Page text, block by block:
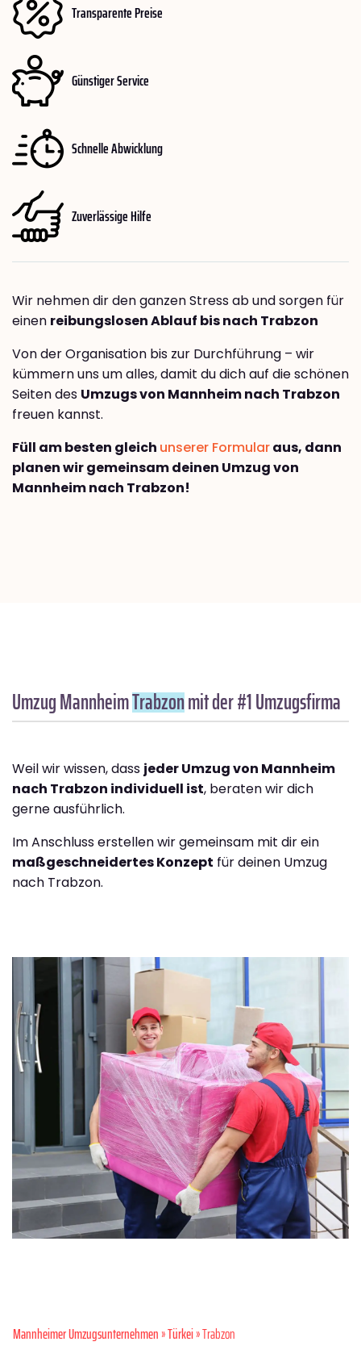
Transparente Preise
Günstiger Service
Schnelle Abwicklung
Zuverlässige Hilfe
Wir nehmen dir den ganzen Stress ab und sorgen für
einen reibungslosen Ablauf bis nach Trabzon
Von der Organisation bis zur Durchführung – wir
kümmern uns um alles, damit du dich auf die schönen
Seiten des Umzugs von Mannheim nach Trabzon
freuen kannst.
Füll am besten gleich unserer Formularaus, dann
planen wir gemeinsam deinen Umzug von
Mannheim nach Trabzon!
Umzug MannheimTrabzonmit der #1 Umzugsfirma
Weil wir wissen, dass jeder Umzug von Mannheim
nach Trabzon individuell ist, beraten wir dich
gerne ausführlich.
Im Anschluss erstellen wir gemeinsam mit dir ein
maßgeschneidertes Konzept für deinen Umzug
nach Trabzon.
Mannheimer Umzugsunternehmen»Türkei» Trabzon